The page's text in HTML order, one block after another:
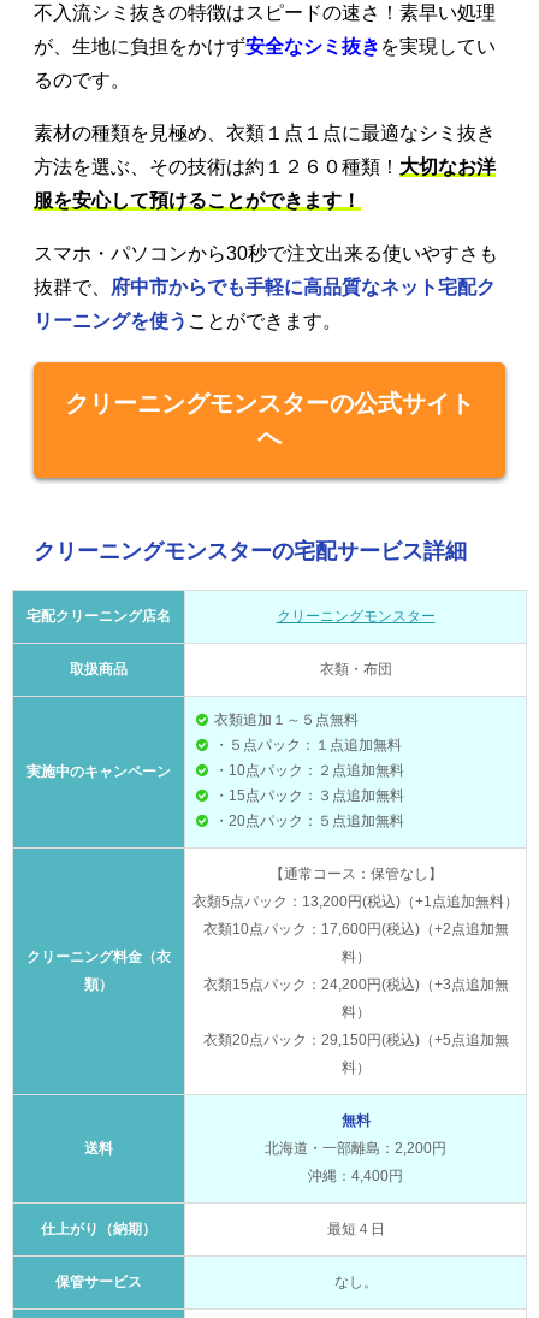
不入流シミ抜きの特徴はスピードの速さ！素早い処理
が、生地に負担をかけず安全なシミ抜き を実現してい
るのです。
素材の種類を見極め、衣類１点１点に最適なシミ抜き
方法を選ぶ、その技術は約１２６０種類！ 大切なお洋
服を安心して預けることができます！
スマホ・パソコンから30秒で注文出来る使いやすさも
抜群で、
府中市からでも手軽に高品質なネット宅配ク
リーニングを使う ことができます。
クリーニングモンスターの公式サイト
へ
クリーニングモンスターの宅配サービス詳細
宅配クリーニング店名 クリーニングモンスター
取扱商品 衣類・布団
実施中のキャンペーン
衣類追加１～５点無料
・５点パック：１点追加無料
・10点パック：２点追加無料
・15点パック：３点追加無料
・20点パック：５点追加無料
クリーニング料金（衣
類）
【通常コース：保管なし】
衣類5点パック：13,200円(税込)（+1点追加無料）
衣類10点パック：17,600円(税込)（+2点追加無
料）
衣類15点パック：24,200円(税込)（+3点追加無
料）
衣類20点パック：29,150円(税込)（+5点追加無
料）
送料
無料
北海道・一部離島：2,200円
沖縄：4,400円
仕上がり（納期） 最短４日
保管サービス なし。